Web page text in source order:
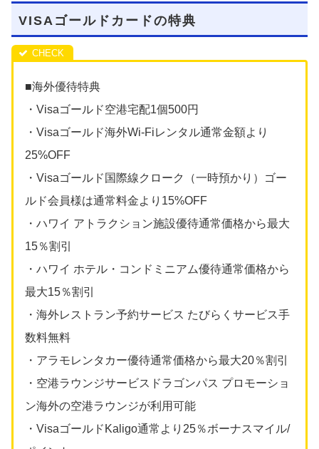
VISAゴールドカードの特典
■海外優待特典
・Visaゴールド空港宅配1個500円
・Visaゴールド海外Wi-Fiレンタル通常金額より
25%OFF
・Visaゴールド国際線クローク（一時預かり）ゴー
ルド会員様は通常料金より15%OFF
・ハワイ アトラクション施設優待通常価格から最大
15％割引
・ハワイ ホテル・コンドミニアム優待通常価格から
最大15％割引
・海外レストラン予約サービス たびらくサービス手
数料無料
・アラモレンタカー優待通常価格から最大20％割引
・空港ラウンジサービスドラゴンパス プロモーショ
ン海外の空港ラウンジが利用可能
・VisaゴールドKaligo通常より25％ボーナスマイル/